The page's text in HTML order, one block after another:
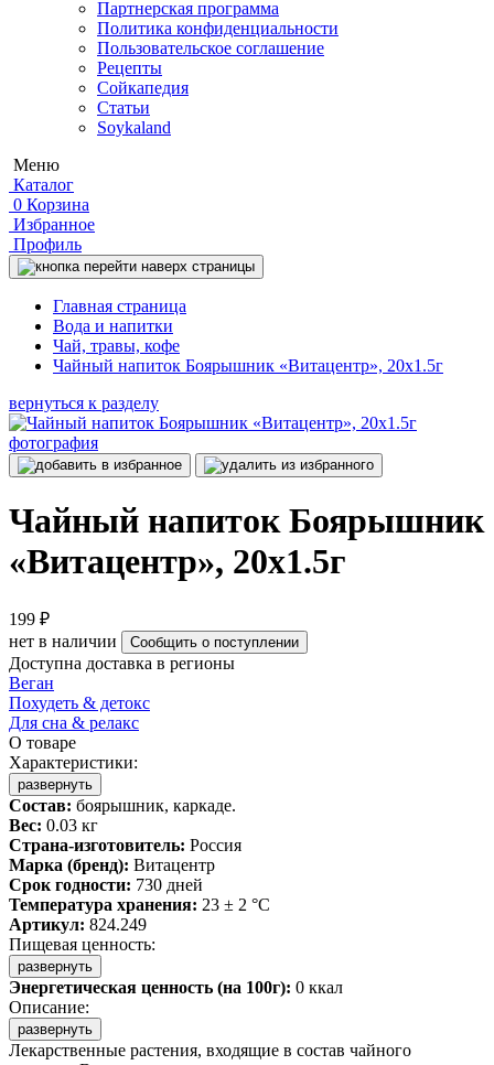
Партнерская программа
Политика конфиденциальности
Пользовательское соглашение
Рецепты
Сойкапедия
Статьи
Soykaland
Меню
Каталог
0 Корзина
Избранное
Профиль
Главная страница
Вода и напитки
Чай, травы, кофе
Чайный напиток Боярышник «Витацентр», 20x1.5г
вернуться к разделу
Чайный напиток Боярышник
«Витацентр», 20x1.5г
199 ₽
нет в наличии
Сообщить о поступлении
Доступна доставка в регионы
Веган
Похудеть & детокс
Для сна & релакс
О товаре
Характеристики:
развернуть
Состав: боярышник, каркаде.
Вес: 0.03 кг
Страна-изготовитель: Россия
Марка (бренд): Витацентр
Срок годности: 730 дней
Температура хранения: 23 ± 2 °C
Артикул: 824.249
Пищевая ценность:
развернуть
Энергетическая ценность (на 100г): 0 ккал
Описание:
развернуть
Лекарственные растения, входящие в состав чайного